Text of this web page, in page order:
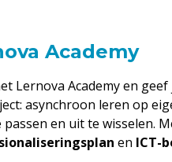
Academy
Lernova Academy en geef
asynchroon leren op
en uit te wisselen.
en ICT-